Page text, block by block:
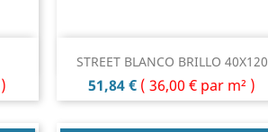
STREET BLANCO BRILLO 40X120
Prix
51,84 € ( 36,00 € par m² )
Aperçu rapide